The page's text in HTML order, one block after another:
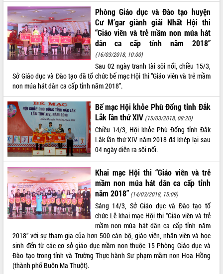
HỆ THỐNG VĂN BẢN
VĂN BẢN HĐND TỈNH
ĐIỂM TIN VĂN BẢN
QUY HOẠCH - KẾ HOẠCH
Phòng Giáo dục và Đào tạo huyện
Cư M’gar giành giải Nhất Hội thi
“Giáo viên và trẻ mầm non múa hát
dân ca cấp tỉnh năm 2018”
(16/03/2018, 10:00)
Sau 02 ngày tranh tài sôi nổi, chiều 15/3,
Sở Giáo dục và Đào tạo đã tổ chức bế mạc Hội thi “Giáo viên và trẻ mầm
non múa hát dân ca cấp tỉnh năm 2018”.
Bế mạc Hội khỏe Phù Đổng tỉnh Đắk
Lắk lần thứ XIV (15/03/2018, 08:20)
Chiều 14/3, Hội khỏe Phù Đổng tỉnh Đắk
Lắk lần thứ XIV năm 2018 đã khép lại sau
04 ngày diễn ra sôi nổi.
Khai mạc Hội thi “Giáo viên và trẻ
mầm non múa hát dân ca cấp tỉnh
năm 2018” (14/03/2018, 15:09)
Sáng 14/3, Sở Giáo dục và Đào tạo tổ
chức Lễ khai mạc Hội thi “Giáo viên và trẻ
mầm non múa hát dân ca cấp tỉnh năm
2018” với sự tham gia của hơn 500 cán bộ, giáo viên, nhân viên và học
sinh đến từ các cơ sở giáo dục mầm non thuộc 15 Phòng Giáo dục và
Đào tạo trong tỉnh và Trường Thực hành Sư phạm mầm non Hoa Hồng
(thành phố Buôn Ma Thuột).